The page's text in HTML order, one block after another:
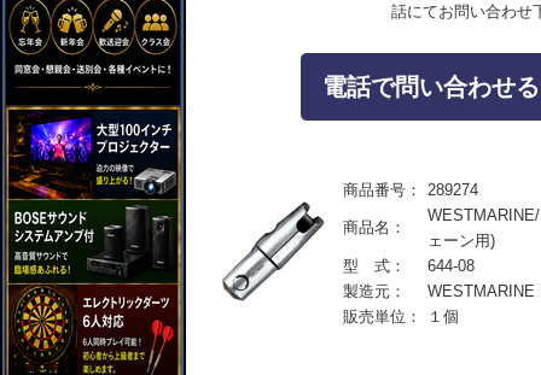
話にてお問い合わせ
電話で問い合わせ
商品番号： 289274
商品名：
ェーン用)
型 式：
644-08
製造元：
WESTMARINE
販売単位：
１個